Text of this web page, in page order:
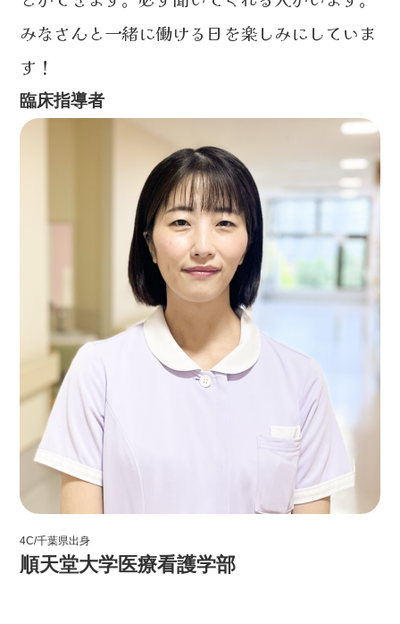
みなさんと一緒に働ける日を楽しみにしていま
す！
臨床指導者
4C/千葉県出身
順天堂大学医療看護学部